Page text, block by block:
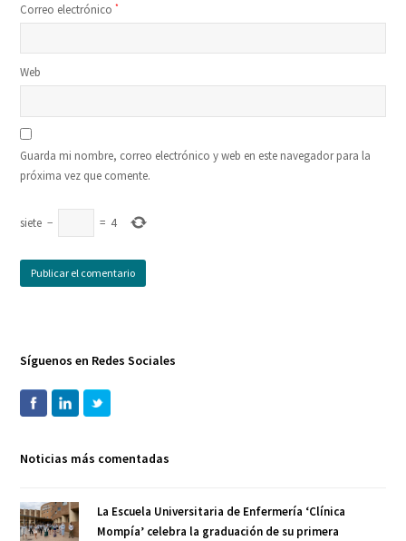
Correo electrónico*
Web
Guarda mi nombre, correo electrónico y web en este navegador para la
próxima vez que comente.
siete − = 4
Síguenos en Redes Sociales
Noticias más comentadas
La Escuela Universitaria de Enfermería ‘Clínica
Mompía’ celebra la graduación de su primera